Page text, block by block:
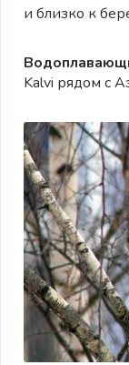
и близко к
Kalvi рядом с